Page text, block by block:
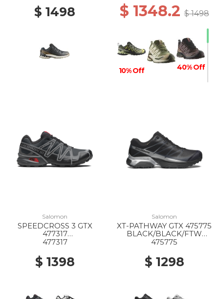
$ 1498 $ 1348.2$ 1498
10% Off 40% Off
Salomon
SPEEDCROSS 3 GTX
477317
BLACK/ASPHALT/FLAME
477317
$ 1398
Salomon
XT-PATHWAY GTX 475775
BLACK/BLACK/FTW
SILVER
475775
$ 1298